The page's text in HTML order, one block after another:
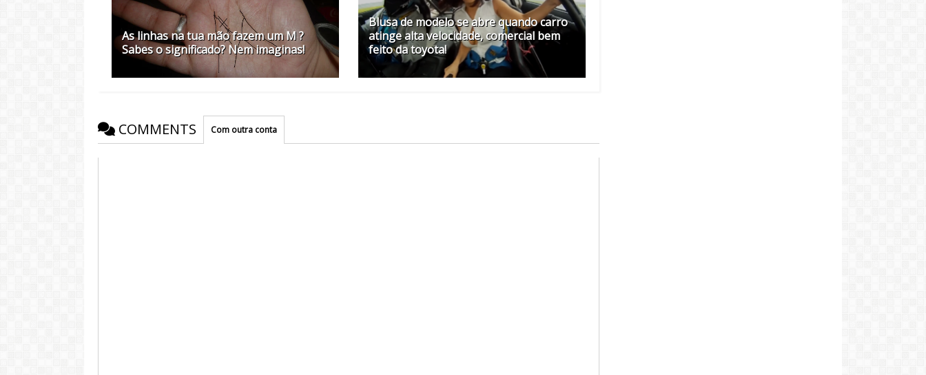
As linhas na tua mão fazem um M ?
Sabes o significado? Nem imaginas!
Blusa de modelo se abre quando carro
atinge alta velocidade, comercial bem
feito da toyota!
COMMENTS Com outra conta